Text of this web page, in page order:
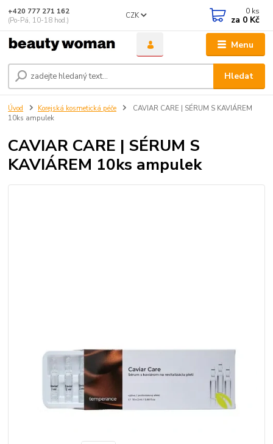
Menu
CZK
Hledat
+420 777 271 162
(Po-Pá, 10-18 hod.)
0 ks
za 0 Kč
Úvod Korejská kosmetická péče
CAVIAR CARE | SÉRUM S KAVIÁREM
10ks ampulek
CAVIAR CARE | SÉRUM S
KAVIÁREM 10ks ampulek